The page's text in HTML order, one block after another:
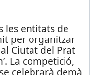
les entitats de
per organitzar
Ciutat del Prat
La competició,
celebrarà demà